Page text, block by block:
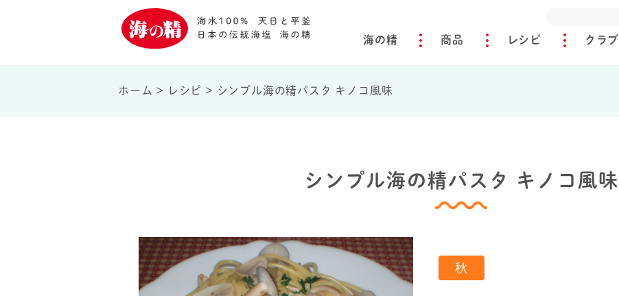
海の精 商品 レシピ クラブ
ホーム > レシピ > シンプル海の精パスタ キノコ風味
シンプル海の精パスタ キノコ風味
秋